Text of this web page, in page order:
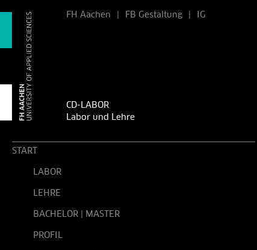
FH Aachen FB Gestaltung IG
CD-LABOR
Labor und Lehre
START
LABOR
LEHRE
BACHELOR | MASTER
PROFIL